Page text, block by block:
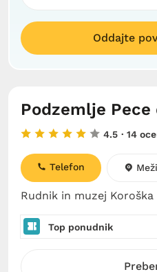
Oddajte
Podzemlje Pece
4.5 · 14
Rudnik in muzej Koroška
Telefon
Top ponudnik